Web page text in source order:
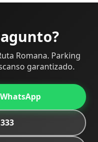
Romana. Parking
garantizado.